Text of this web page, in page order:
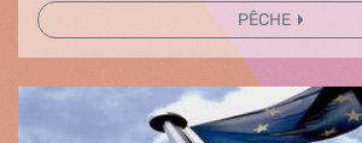
PÊCHE